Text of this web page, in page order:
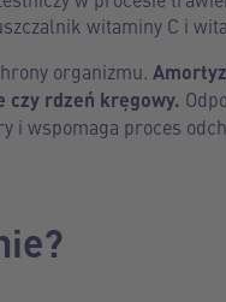
witaminy C i
organizmu.
czy rdzeń kręgowy.
i wspomaga proces